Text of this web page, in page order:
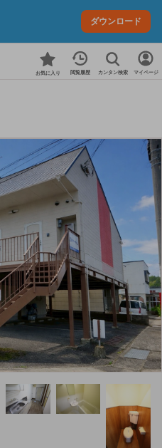
ダウンロード
お気に入り 閲覧履歴 カンタン検索 マイページ